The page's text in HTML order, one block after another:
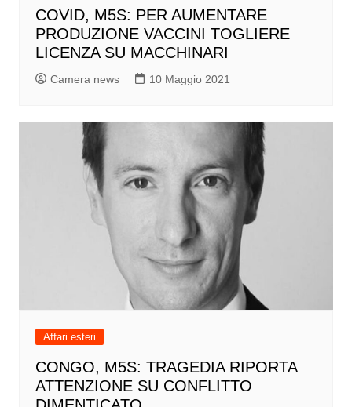
COVID, M5S: PER AUMENTARE
PRODUZIONE VACCINI TOGLIERE
LICENZA SU MACCHINARI
Camera news 10 Maggio 2021
Affari esteri
CONGO, M5S: TRAGEDIA RIPORTA
ATTENZIONE SU CONFLITTO